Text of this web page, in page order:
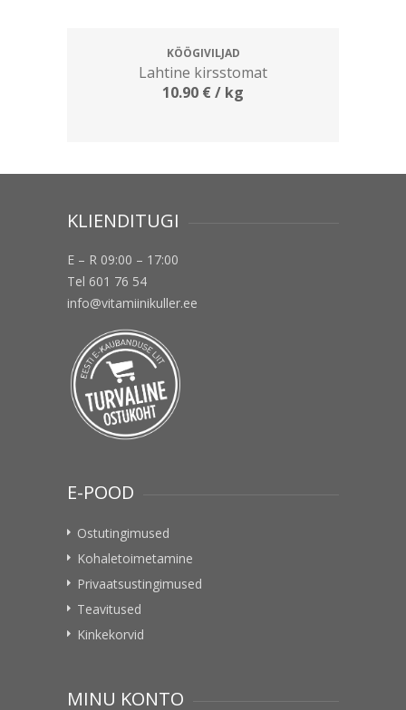
KÖÖGIVILJAD
Lahtine kirsstomat
10.90 €/ kg
KLIENDITUGI
E – R 09:00 – 17:00
Tel 601 76 54
info@vitamiinikuller.ee
E-POOD
Ostutingimused
Kohaletoimetamine
Privaatsustingimused
Teavitused
Kinkekorvid
MINU KONTO